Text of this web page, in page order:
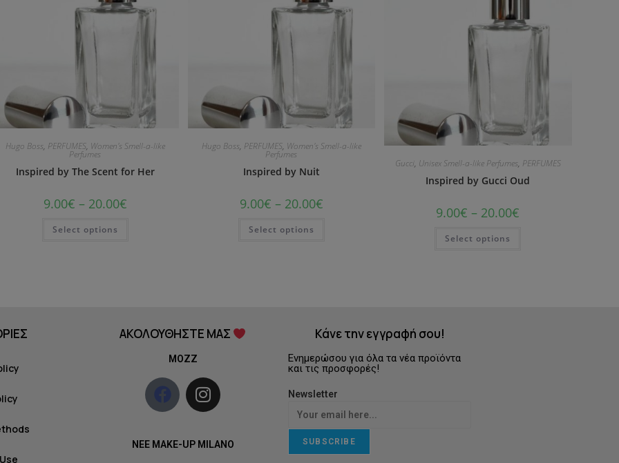
Hugo Boss, PERFUMES, Women's Smell-a-like
Perfumes
Inspired by The Scent for Her
9.00€ – 20.00€
Select options
Hugo Boss, PERFUMES, Women's Smell-a-like
Perfumes
Inspired by Nuit
9.00€ – 20.00€
Select options
Gucci, Unisex Smell-a-like Perfumes, PERFUMES
Inspired by Gucci Oud
9.00€ – 20.00€
Select options
ΑΚΟΛΟΥΘΗΣΤΕ ΜΑΣ
MOZZ
NEE MAKE-UP MILANO
Κάνε την εγγραφή σου!
Ενημερώσου για όλα τα νέα προϊόντα
και τις προσφορές!
Newsletter
SUBSCRIBE